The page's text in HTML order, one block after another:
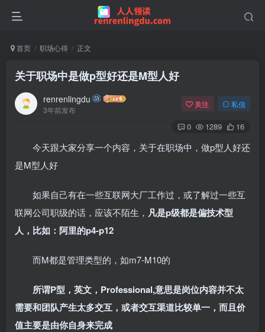
首页 职场心得 正文
关于职场中是做p型好还是M型人好
renrenlingdu
3年前发布
关注 私信
0 1289 16
今天跟大家分享一个内容，关于在职场中，做p型人好还
是M型人好
如果自己有在一些互联网大厂工作过，或了解过一些互
联网公司职级的话，应该不陌生， 凡是p级都是偏技术型
人，比如：阿里的p4-p12
而M都是管理类型的，如m7-M10的
所谓P型，英文，Professional,意思是岗位内容并不太
需要和团队产生太多交互，或者交互渠道比较单一，而且价
值主要是由你自身来完成